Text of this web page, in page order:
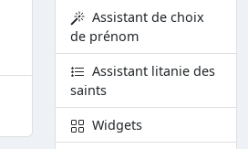
Assistant de choix
de prénom
Assistant litanie des
saints
Widgets